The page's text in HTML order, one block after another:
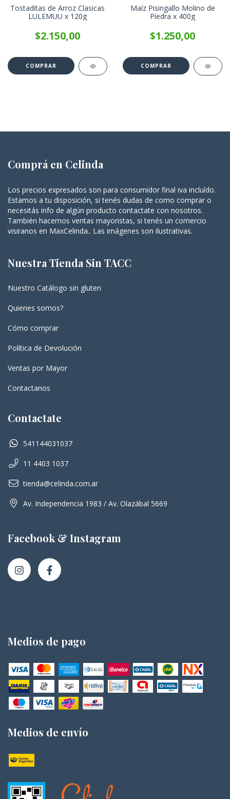
Tostaditas de Arroz Clasicas
LULEMUU x 120g
$2.150,00
Maíz Pisingallo Molino de
Piedra x 400g
$1.250,00
Comprá en Celinda
Los precios expresados son para consumidor final iva incluído.
Estamos a tu disposición, si tenés dudas de como comprar o
necesitás info de algún producto contactate con nosotros.
También hacemos ventas mayoristas, si tenés un comercio
visiranos en MaxCelinda.. Las imágenes son ilustrativas.
Nuestra Tienda Sin TACC
Nuestro Catálogo sin gluten
Quienes somos?
Cómo comprar
Política de Devolución
Ventas por Mayor
Contactanos
Contactate
541144031037
11 4403 1037
tienda@celinda.com.ar
Av. Independencia 1983 / Av. Olazábal 5669
Facebook & Instagram
Medios de pago
Medios de envío